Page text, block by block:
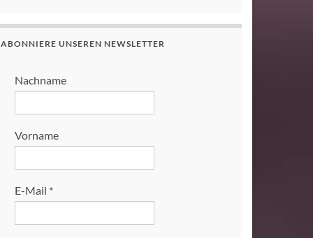
ABONNIERE UNSEREN NEWSLETTER
Nachname
Vorname
E-Mail *